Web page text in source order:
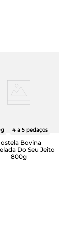
4 a 5 pedaços
Bovina
Do Seu Jeito
800g